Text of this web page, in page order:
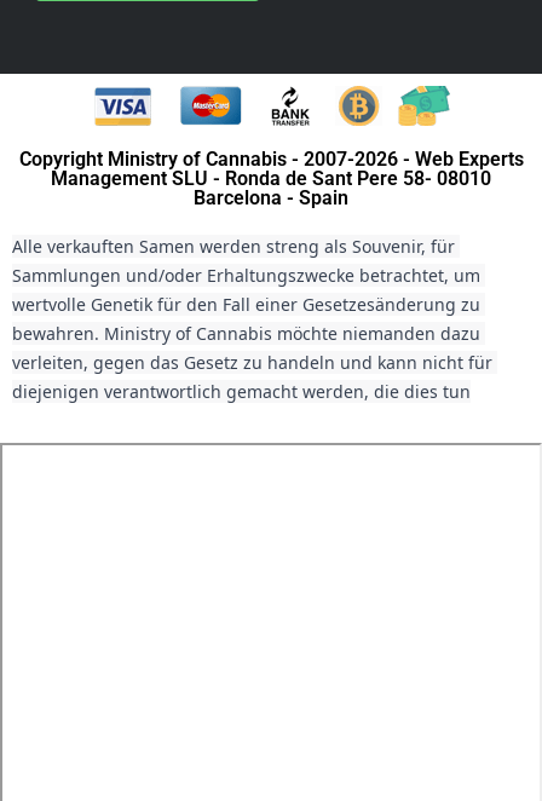
Copyright Ministry of Cannabis - 2007-2026 - Web Experts
Management SLU - Ronda de Sant Pere 58- 08010
Barcelona - Spain
Alle verkauften Samen werden streng als Souvenir, für
Sammlungen und/oder Erhaltungszwecke betrachtet, um
wertvolle Genetik für den Fall einer Gesetzesänderung zu
bewahren. Ministry of Cannabis möchte niemanden dazu
verleiten, gegen das Gesetz zu handeln und kann nicht für
diejenigen verantwortlich gemacht werden, die dies tun